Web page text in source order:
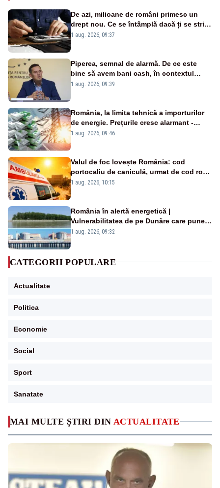
MAI MULTE ȘTIRI DIN ACTUALITATE
De azi, milioane de români primesc un
drept nou. Ce se întâmplă dacă ți se strică
un produs
1 aug. 2026, 09:37
Piperea, semnal de alarmă. De ce este
bine să avem bani cash, în contextul
alertei energetice?
1 aug. 2026, 09:39
România, la limita tehnică a importurilor
de energie. Prețurile cresc alarmant -
Analiză Realitatea Plus
1 aug. 2026, 09:46
Valul de foc lovește România: cod
portocaliu de caniculă, urmat de cod roșu
duminică. Temperaturile urcă spre 40°C
1 aug. 2026, 10:15
România în alertă energetică |
Vulnerabilitatea de pe Dunăre care pune
în pericol Centrala Cernavodă era
1 aug. 2026, 09:32
CATEGORII POPULARE
Actualitate
Politica
Economie
Social
Sport
Sanatate